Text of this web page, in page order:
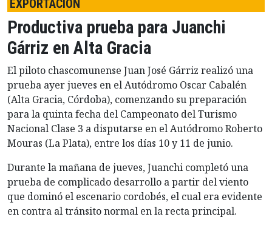
EXPORTACION
Productiva prueba para Juanchi
Gárriz en Alta Gracia
El piloto chascomunense Juan José Gárriz realizó una
prueba ayer jueves en el Autódromo Oscar Cabalén
(Alta Gracia, Córdoba), comenzando su preparación
para la quinta fecha del Campeonato del Turismo
Nacional Clase 3 a disputarse en el Autódromo Roberto
Mouras (La Plata), entre los días 10 y 11 de junio.
Durante la mañana de jueves, Juanchi completó una
prueba de complicado desarrollo a partir del viento
que dominó el escenario cordobés, el cual era evidente
en contra al tránsito normal en la recta principal.